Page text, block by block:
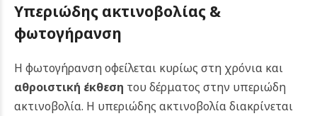
Υπεριώδης ακτινοβολίας &
φωτογήρανση
Η φωτογήρανση οφείλεται κυρίως στη χρόνια και
αθροιστική έκθεση του δέρματος στην υπεριώδη
ακτινοβολία. Η υπεριώδης ακτινοβολία διακρίνεται